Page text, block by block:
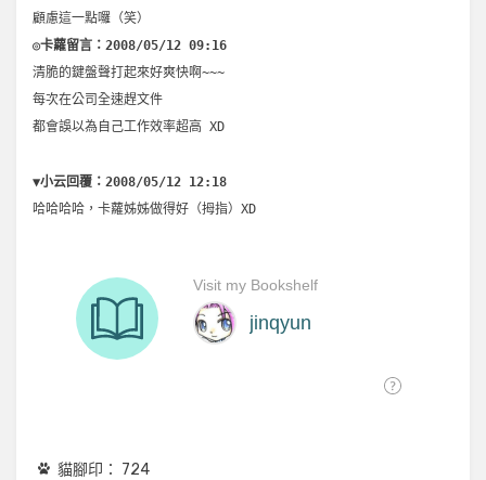
顧慮這一點囉（笑）
◎卡蘿留言：2008/05/12 09:16
清脆的鍵盤聲打起來好爽快啊~~~
每次在公司全速趕文件
都會誤以為自己工作效率超高 XD
▼小云回覆：2008/05/12 12:18
哈哈哈哈，卡蘿姊姊做得好（拇指）XD
貓腳印： 724